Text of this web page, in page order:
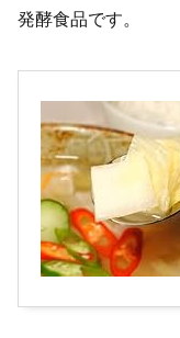
発酵食品です。